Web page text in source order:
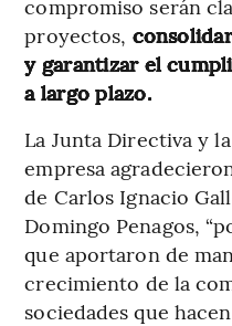
compromiso serán
proyectos,
y garantizar el
a largo plazo.
La Junta Directiva y
empresa
de Carlos Ignacio
Domingo Penagos,
que aportaron de
crecimiento de la
sociedades que